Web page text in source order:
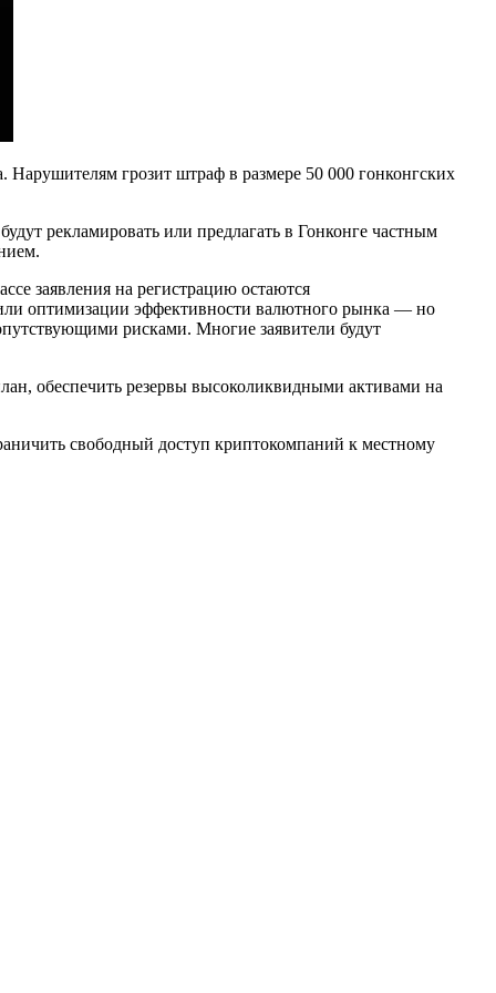
Нарушителям грозит штраф в размере 50 000 гонконгских
рекламировать или предлагать в Гонконге частным
заявления на регистрацию остаются
оптимизации эффективности валютного рынка — но
рисками. Многие заявители будут
обеспечить резервы высоколиквидными активами на
свободный доступ криптокомпаний к местному